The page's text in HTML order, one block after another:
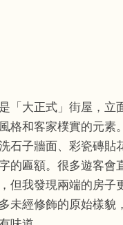
「大正式」街屋，立
格和客家樸實的元素
石子牆面、彩瓷磚貼
的匾額。很多遊客會
但我發現兩端的房子
未經修飾的原始樣貌